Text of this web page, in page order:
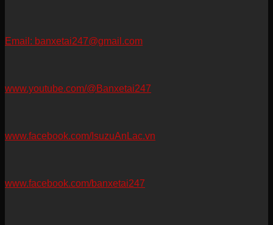
Email: banxetai247@gmail.com
www.youtube.com/@Banxetai247
www.facebook.com/IsuzuAnLac.vn
www.facebook.com/banxetai247